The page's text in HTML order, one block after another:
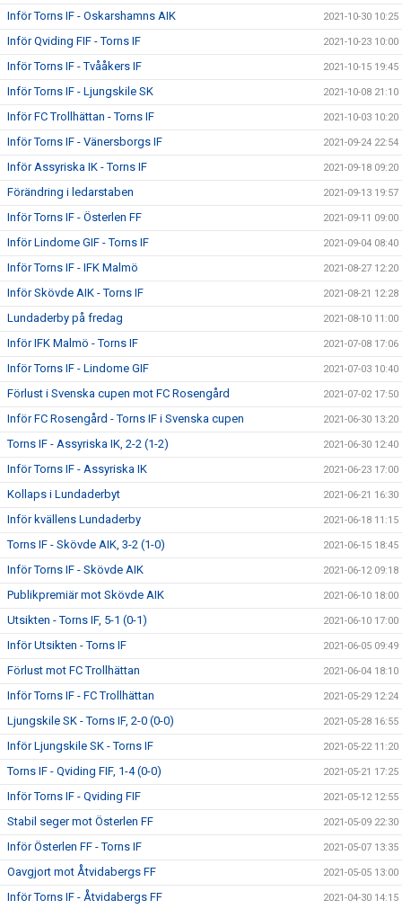
Inför Torns IF - Oskarshamns AIK 2021-10-30 10:25
Inför Qviding FIF - Torns IF 2021-10-23 10:00
Inför Torns IF - Tvååkers IF 2021-10-15 19:45
Inför Torns IF - Ljungskile SK 2021-10-08 21:10
Inför FC Trollhättan - Torns IF 2021-10-03 10:20
Inför Torns IF - Vänersborgs IF 2021-09-24 22:54
Inför Assyriska IK - Torns IF 2021-09-18 09:20
Förändring i ledarstaben 2021-09-13 19:57
Inför Torns IF - Österlen FF 2021-09-11 09:00
Inför Lindome GIF - Torns IF 2021-09-04 08:40
Inför Torns IF - IFK Malmö 2021-08-27 12:20
Inför Skövde AIK - Torns IF 2021-08-21 12:28
Lundaderby på fredag 2021-08-10 11:00
Inför IFK Malmö - Torns IF 2021-07-08 17:06
Inför Torns IF - Lindome GIF 2021-07-03 10:40
Förlust i Svenska cupen mot FC Rosengård 2021-07-02 17:50
Inför FC Rosengård - Torns IF i Svenska cupen 2021-06-30 13:20
Torns IF - Assyriska IK, 2-2 (1-2) 2021-06-30 12:40
Inför Torns IF - Assyriska IK 2021-06-23 17:00
Kollaps i Lundaderbyt 2021-06-21 16:30
Inför kvällens Lundaderby 2021-06-18 11:15
Torns IF - Skövde AIK, 3-2 (1-0) 2021-06-15 18:45
Inför Torns IF - Skövde AIK 2021-06-12 09:18
Publikpremiär mot Skövde AIK 2021-06-10 18:00
Utsikten - Torns IF, 5-1 (0-1) 2021-06-10 17:00
Inför Utsikten - Torns IF 2021-06-05 09:49
Förlust mot FC Trollhättan 2021-06-04 18:10
Inför Torns IF - FC Trollhättan 2021-05-29 12:24
Ljungskile SK - Torns IF, 2-0 (0-0) 2021-05-28 16:55
Inför Ljungskile SK - Torns IF 2021-05-22 11:20
Torns IF - Qviding FIF, 1-4 (0-0) 2021-05-21 17:25
Inför Torns IF - Qviding FIF 2021-05-12 12:55
Stabil seger mot Österlen FF 2021-05-09 22:30
Inför Österlen FF - Torns IF 2021-05-07 13:35
Oavgjort mot Åtvidabergs FF 2021-05-05 13:00
Inför Torns IF - Åtvidabergs FF 2021-04-30 14:15